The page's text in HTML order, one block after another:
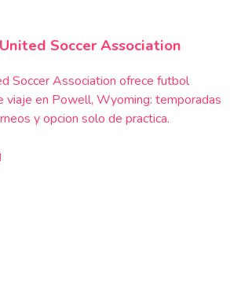
Soccer Association
Soccer Association ofrece futbol
viaje en Powell, Wyoming: temporadas
y opcion solo de practica.